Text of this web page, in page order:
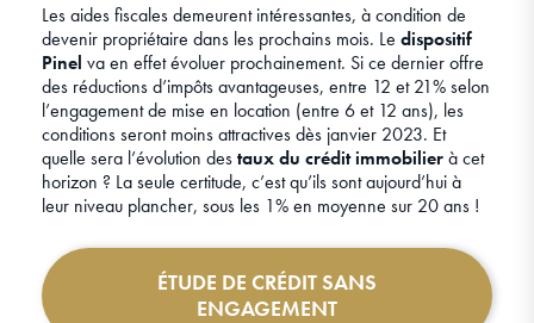
Les aides fiscales demeurent intéressantes, à condition de
devenir propriétaire dans les prochains mois. Le dispositif
Pinel va en effet évoluer prochainement. Si ce dernier offre
des réductions d’impôts avantageuses, entre 12 et 21% selon
l’engagement de mise en location (entre 6 et 12 ans), les
conditions seront moins attractives dès janvier 2023. Et
quelle sera l’évolution destaux du crédit immobilierà cet
horizon ? La seule certitude, c’est qu’ils sont aujourd’hui à
leur niveau plancher, sous les 1% en moyenne sur 20 ans !
ÉTUDE DE CRÉDIT SANS
ENGAGEMENT